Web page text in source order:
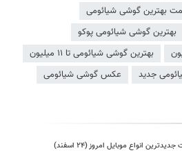
بهترین گوشی شیائومی
بهترین گوشی شیائومی پوکو
بهترین گوشی شیائومی تا ۱۱ میلیون
جدید عکس گوشی شیائومی
انواع موبایل امروز (۲۴ اسفند)